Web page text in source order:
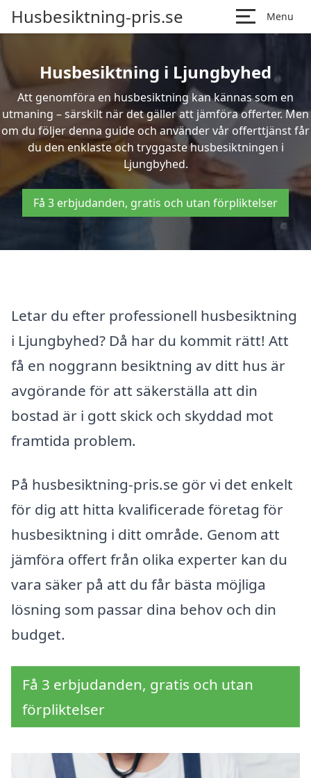
Husbesiktning-pris.se Menu
Husbesiktning i Ljungbyhed
Att genomföra en husbesiktning kan kännas som en
utmaning – särskilt när det gäller att jämföra offerter. Men
om du följer denna guide och använder vår offerttjänst får
du den enklaste och tryggaste husbesiktningen i
Ljungbyhed.
Få 3 erbjudanden, gratis och utan förpliktelser
Letar du efter professionell husbesiktning
i Ljungbyhed? Då har du kommit rätt! Att
få en noggrann besiktning av ditt hus är
avgörande för att säkerställa att din
bostad är i gott skick och skyddad mot
framtida problem.
På husbesiktning-pris.se gör vi det enkelt
för dig att hitta kvalificerade företag för
husbesiktning i ditt område. Genom att
jämföra offert från olika experter kan du
vara säker på att du får bästa möjliga
lösning som passar dina behov och din
budget.
Få 3 erbjudanden, gratis och utan
förpliktelser